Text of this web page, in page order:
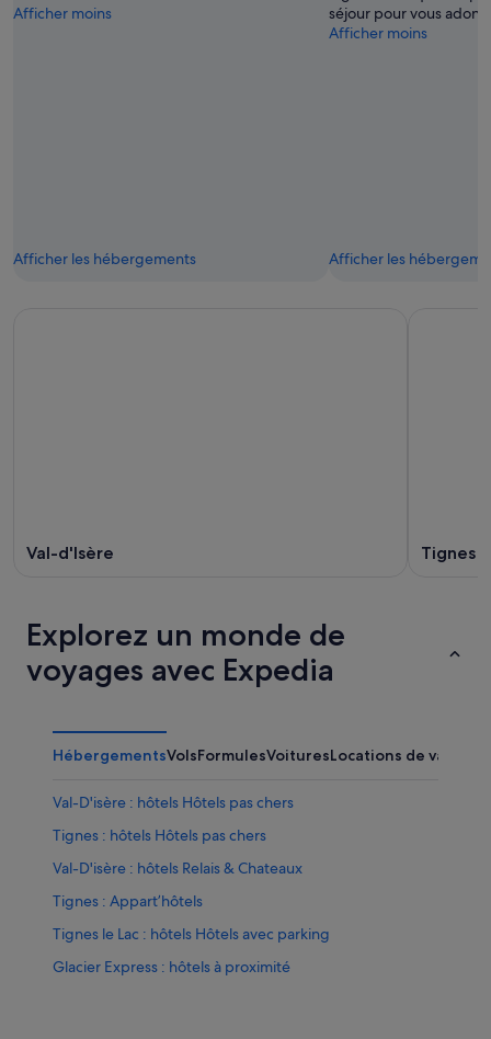
Parant/Tignes
Ski
Afficher moins
Afficher les hébergements
séjour pour vous
Afficher moins
Afficher les
Val-d'Isère Tignes
Explorez un monde de
voyages avec Expedia
HébergementsVolsFormulesVoituresLocations de
Val-D'isère : hôtels Hôtels pas chers
Tignes : hôtels Hôtels pas chers
Val-D'isère : hôtels Relais & Chateaux
Tignes : Appart’hôtels
Tignes le Lac : hôtels Hôtels avec parking
Glacier Express : hôtels à proximité